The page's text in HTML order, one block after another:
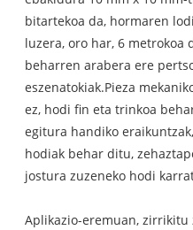
bitartekoa da, hormaren
luzera, oro har, 6 metrokoa
beharren arabera ere
eszenatokiak.Pieza
ez, hodi fin eta trinkoa
egitura handiko
hodiak behar ditu,
jostura zuzeneko hodi
Aplikazio-eremuan,